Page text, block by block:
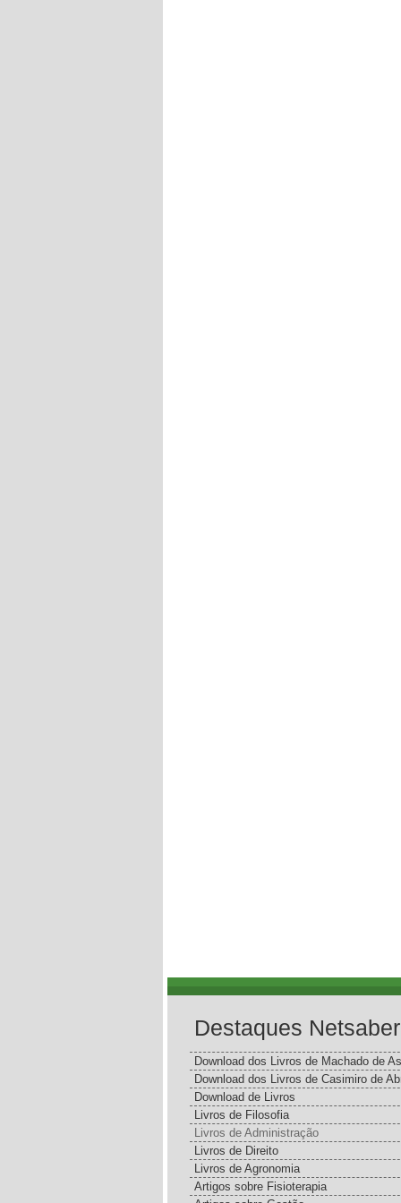
Destaques Netsaber
Download dos Livros de Machado de
Download dos Livros de Casimiro de
Download de Livros
Livros de Filosofia
Livros de Administração
Livros de Direito
Livros de Agronomia
Artigos sobre Fisioterapia